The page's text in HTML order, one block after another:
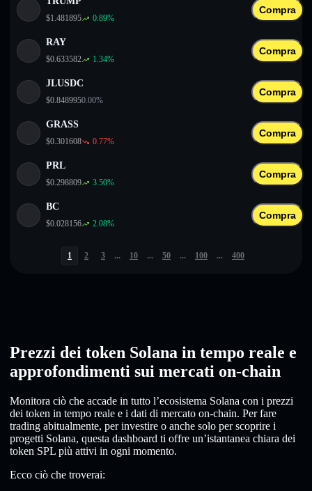
$1.481895 0.89%
Compra
RAY
$0.633582 1.34%
Compra
JLUSDC
$0.8489950.00%
Compra
GRASS
$0.301608 0.77%
Compra
PRL
$0.298809 3.50%
Compra
BC
$0.028156 2.08%
Compra
1 2 3 ... 10 ... 50 ... 100 ... 400
Prezzi dei token Solana in tempo reale e
approfondimenti sui mercati on-chain
Monitora ciò che accade in tutto l’ecosistema Solana con i prezzi
dei token in tempo reale e i dati di mercato on-chain. Per fare
trading abitualmente, per investire o anche solo per scoprire i
progetti Solana, questa dashboard ti offre un’istantanea chiara dei
token SPL più attivi in ogni momento.
Ecco ciò che troverai: